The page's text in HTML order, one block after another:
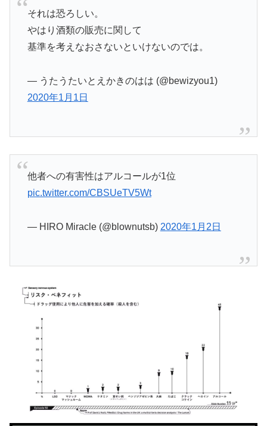
それは恐ろしい。
やはり酒類の販売に関して
基準を考えなおさないといけないのでは。
— うたうたいとえかきのはは (@bewizyou1)
2020年1月1日
他者への有害性はアルコールが1位
pic.twitter.com/CBSUeTV5Wt
— HIRO Miracle (@blownutsb) 2020年1月2日